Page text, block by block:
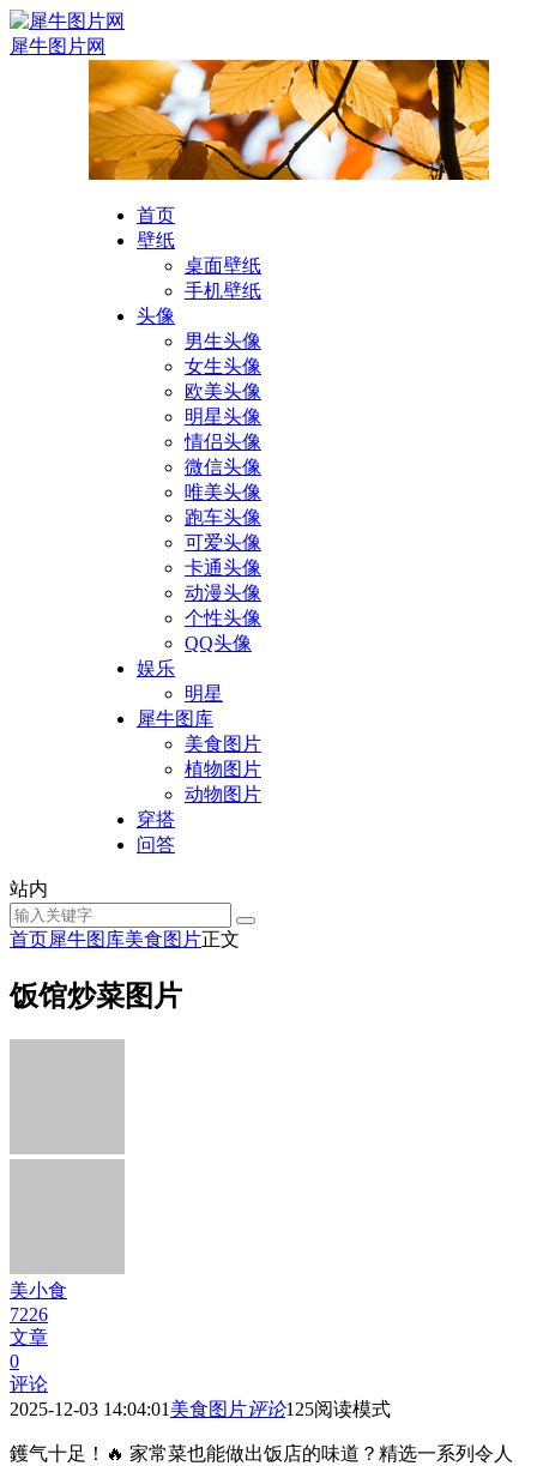
犀牛图片网
首页
壁纸
桌面壁纸
手机壁纸
头像
男生头像
女生头像
欧美头像
明星头像
情侣头像
微信头像
唯美头像
跑车头像
可爱头像
卡通头像
动漫头像
个性头像
QQ头像
娱乐
明星
犀牛图库
美食图片
植物图片
动物图片
穿搭
问答
站内
首页犀牛图库美食图片正文
饭馆炒菜图片
美小食
7226
文章
0
评论
2025-12-03 14:04:01 美食图片评论125阅读模式
鑊气十足！🔥 家常菜也能做出饭店的味道？精选一系列令人